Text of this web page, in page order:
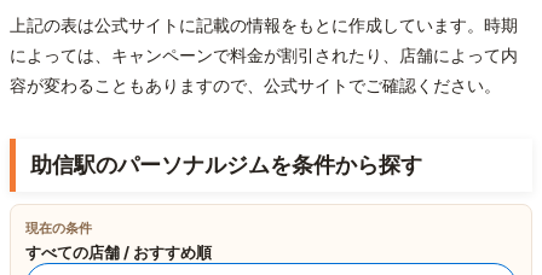
上記の表は公式サイトに記載の情報をもとに作成しています。時期
によっては、キャンペーンで料金が割引されたり、店舗によって内
容が変わることもありますので、公式サイトでご確認ください。
助信駅のパーソナルジムを条件から探す
現在の条件
すべての店舗 / おすすめ順